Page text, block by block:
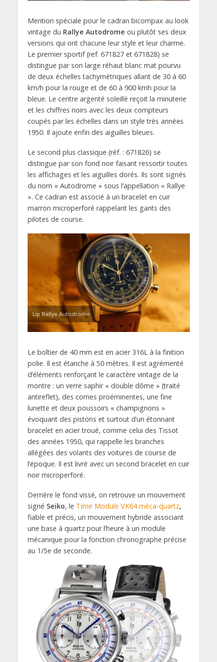
Mention spéciale pour le cadran bicompax au look
vintage du Rallye Autodrome ou plutôt ses deux
versions qui ont chacune leur style et leur charme.
Le premier sportif (ref. 671827 et 671828) se
distingue par son large réhaut blanc mat pourvu
de deux échelles tachymétriques allant de 30 à 60
km/h pour la rouge et de 60 à 900 kmh pour la
bleue. Le centre argenté soleillé reçoit la minuterie
et les chiffres noirs avec les deux compteurs
coupés par les échelles dans un style très années
1950. Il ajoute enfin des aiguilles bleues.
Le second plus classique (réf. : 671826) se
distingue par son fond noir faisant ressortir toutes
les affichages et les aiguilles dorés. Ils sont signés
du nom « Autodrome » sous l’appellation « Rallye
». Ce cadran est associé à un bracelet en cuir
marron microperforé rappelant les gants des
pilotes de course.
Lip Rallye Autodrome
Le boîtier de 40 mm est en acier 316L à la finition
polie. Il est étanche à 50 mètres. Il est agrémenté
d’éléments renforçant le caractère vintage de la
montre : un verre saphir « double dôme » (traité
antireflet), des cornes proéminentes, une fine
lunette et deux poussoirs « champignons »
évoquant des pistons et surtout d’un étonnant
bracelet en acier troué, comme celui des Tissot
des années 1950, qui rappelle les branches
allégées des volants des voitures de course de
l’époque. Il est livré avec un second bracelet en cuir
noir microperforé.
Derrière le fond vissé, on retrouve un mouvement
signé Seiko, le Time Module VK64 méca-quartz,
fiable et précis, un mouvement hybride associant
une base à quartz pour l’heure à un module
mécanique pour la fonction chronographe précise
au 1/5e de seconde.